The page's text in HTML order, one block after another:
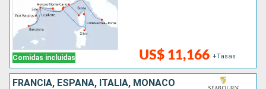
Comidas incluidas US$ 11,166 +Tasas
FRANCIA, ESPAÑA, ITALIA, MONACO